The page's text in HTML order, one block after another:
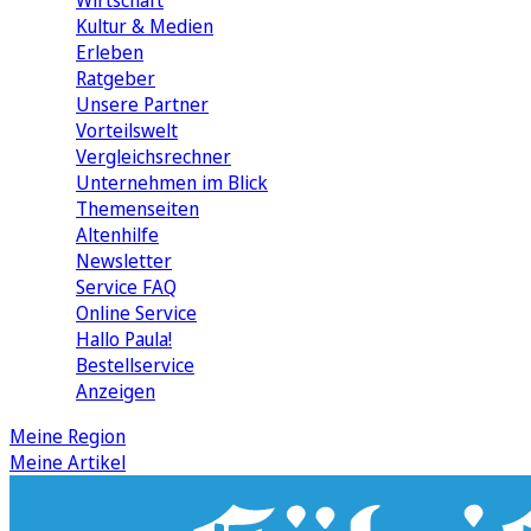
Kultur & Medien
Erleben
Ratgeber
Unsere Partner
Vorteilswelt
Vergleichsrechner
Unternehmen im Blick
Themenseiten
Altenhilfe
Newsletter
Service FAQ
Online Service
Hallo Paula!
Bestellservice
Anzeigen
Meine Region
Meine Artikel